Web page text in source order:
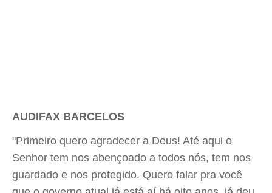
AUDIFAX BARCELOS
"Primeiro quero agradecer a Deus! Até aqui o
Senhor tem nos abençoado a todos nós, tem nos
guardado e nos protegido. Quero falar pra você